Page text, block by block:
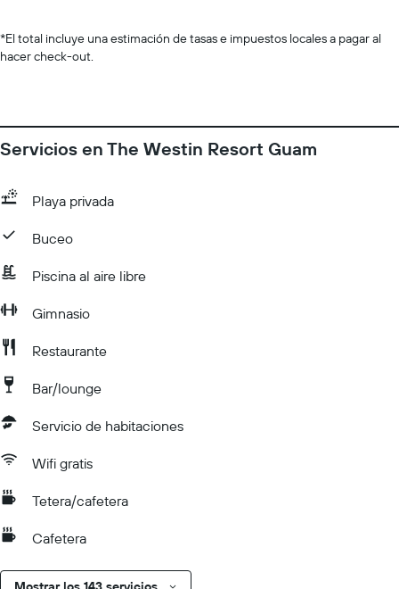
*El total incluye una estimación de tasas e impuestos locales a pagar al
hacer check-out.
Servicios en The Westin Resort Guam
Playa privada
Buceo
Piscina al aire libre
Gimnasio
Restaurante
Bar/lounge
Servicio de habitaciones
Wifi gratis
Tetera/cafetera
Cafetera